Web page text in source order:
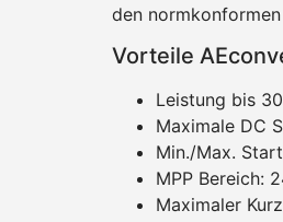
den
Vorteile
Leistung bis
Maximale DC
Min./Max.
MPP Bereich:
Maximaler